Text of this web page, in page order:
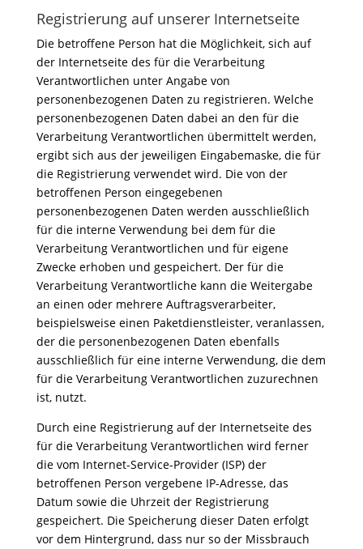
Registrierung auf unserer Internetseite
Die betroffene Person hat die Möglichkeit, sich auf
der Internetseite des für die Verarbeitung
Verantwortlichen unter Angabe von
personenbezogenen Daten zu registrieren. Welche
personenbezogenen Daten dabei an den für die
Verarbeitung Verantwortlichen übermittelt werden,
ergibt sich aus der jeweiligen Eingabemaske, die für
die Registrierung verwendet wird. Die von der
betroffenen Person eingegebenen
personenbezogenen Daten werden ausschließlich
für die interne Verwendung bei dem für die
Verarbeitung Verantwortlichen und für eigene
Zwecke erhoben und gespeichert. Der für die
Verarbeitung Verantwortliche kann die Weitergabe
an einen oder mehrere Auftragsverarbeiter,
beispielsweise einen Paketdienstleister, veranlassen,
der die personenbezogenen Daten ebenfalls
ausschließlich für eine interne Verwendung, die dem
für die Verarbeitung Verantwortlichen zuzurechnen
ist, nutzt.
Durch eine Registrierung auf der Internetseite des
für die Verarbeitung Verantwortlichen wird ferner
die vom Internet-Service-Provider (ISP) der
betroffenen Person vergebene IP-Adresse, das
Datum sowie die Uhrzeit der Registrierung
gespeichert. Die Speicherung dieser Daten erfolgt
vor dem Hintergrund, dass nur so der Missbrauch